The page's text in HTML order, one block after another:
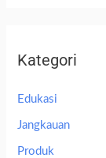
Kategori
Edukasi
Jangkauan
Produk